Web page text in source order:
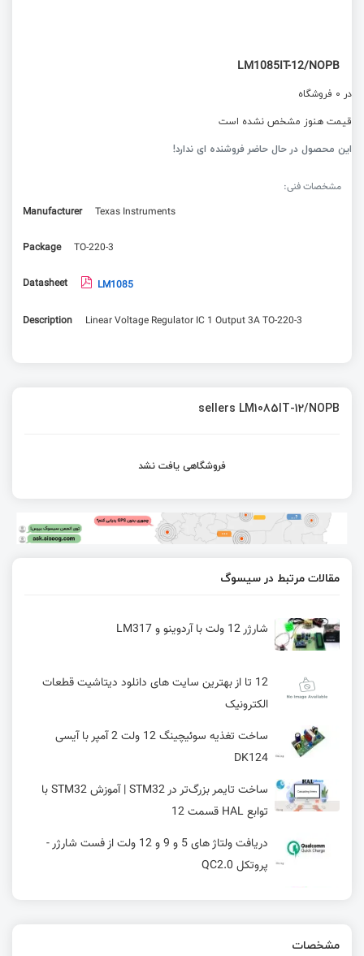
LM1085IT-12/NOPB
در 0 فروشگاه
قیمت هنوز مشخص نشده است
این محصول در حال حاضر فروشنده ای ندارد!
مشخصات فنی:
Manufacturer
Texas Instruments
Package TO-220-3
Datasheet LM1085
Description Linear Voltage Regulator IC 1 Output 3A TO-220-3
sellers LM1085IT-12/NOPB
فروشگاهی یافت نشد
مقالات مرتبط در سیسوگ
شارژر 12 ولت با آردوینو و LM317
12 تا از بهترین سایت های دانلود دیتاشیت قطعات
الکترونیک
ساخت تغذیه سوئیچینگ 12 ولت 2 آمپر با آیسی
DK124
ساخت تایمر بزرگ‌تر در STM32 | آموزش STM32 با
توابع HAL قسمت 12
دریافت ولتاژ های 5 و 9 و 12 ولت از فست شارژر -
پروتکل QC2.0
مشخصات